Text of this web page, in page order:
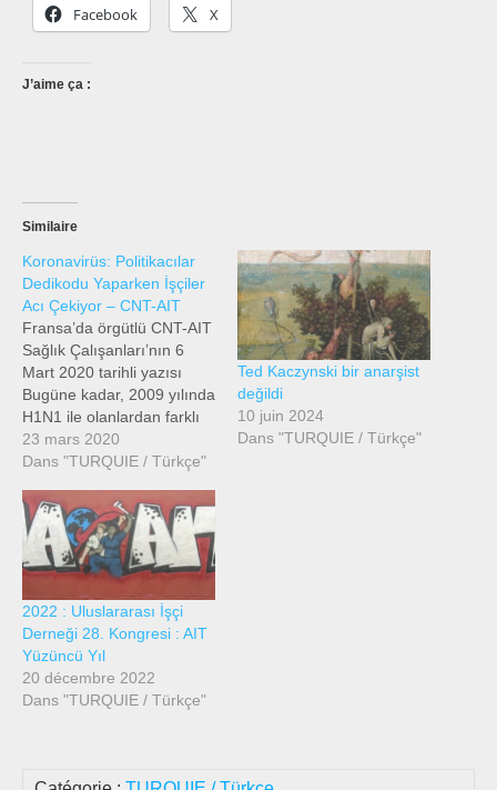
Facebook X
J’aime ça :
Similaire
Koronavirüs: Politikacılar
Dedikodu Yaparken İşçiler
Acı Çekiyor – CNT-AIT
Fransa’da örgütlü CNT-AIT
Sağlık Çalışanları’nın 6
Mart 2020 tarihli yazısı
Bugüne kadar, 2009 yılında
H1N1 ile olanlardan farklı
olarak, pek çok sağlık
çalışanı, hastaları tedavi
FFP2 maskelerimizi
almadık. Devletin bu çok
ihtiyaç duyulan tedbirin
rezervlerini oluşturmak için
iki ayı varken, hiçbir şey
yapmadığı anlaşılıyor. Bir
pratisyen…
23 mars 2020
Dans "TURQUIE / Türkçe"
Ted Kaczynski bir anarşist
değildi
10 juin 2024
Dans "TURQUIE / Türkçe"
2022 : Uluslararası İşçi
Derneği 28. Kongresi : AIT
Yüzüncü Yıl
20 décembre 2022
Dans "TURQUIE / Türkçe"